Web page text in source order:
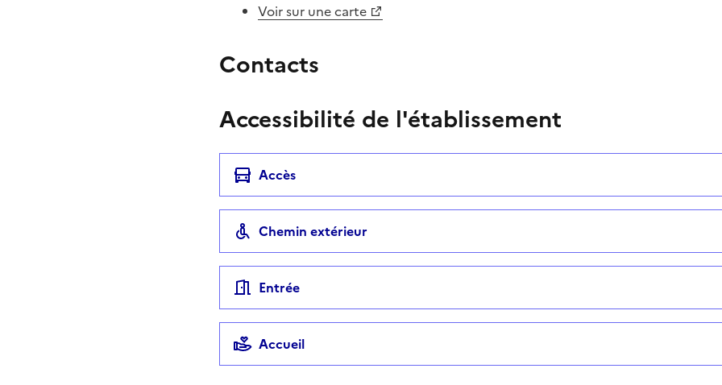
Voir sur une carte
Contacts
Accessibilité de l'établissement
Accès
Chemin extérieur
Entrée
Accueil